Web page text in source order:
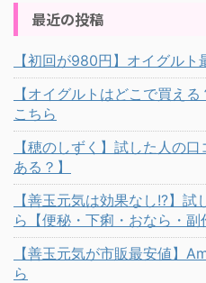
最近の投稿
【初回が980円】オイグル
【オイグルトはどこで買え
こちら
【穂のしずく】試した人の
ある？】
【善玉元気は効果なし!?】
ら【便秘・下痢・おなら・副
【善玉元気が市販最安値】
ら